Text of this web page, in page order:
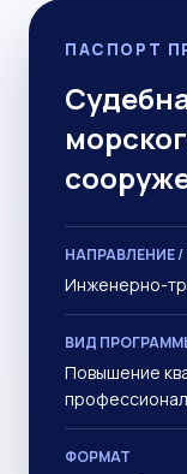
ПАСПОРТ
НАПРАВЛЕНИЕ
Инженерно-
ВИД
Повышение
ФОРМАТ